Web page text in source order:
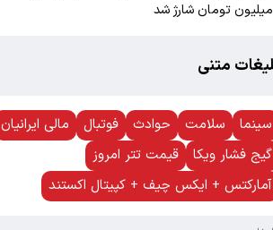
میلیون تومان شارژ شد
متنی
سینما سلامت حوادث فوتبال
مالی ایرانیان
گیج فشار ویکا
قیمت تتر امروز
آمارکتس + ایکس چیف + کپیتال اکستند